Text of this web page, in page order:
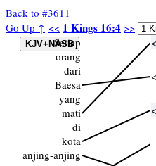
Back to #3611
Go Up ↑ << 1 Kings 16:4 >>
Setiap
orang
dari
Baesa
yang
mati
di
kota
anjing-anjing